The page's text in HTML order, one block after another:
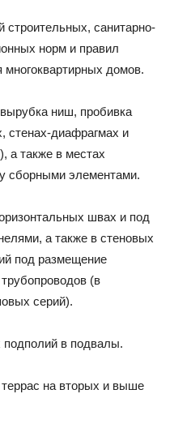
строительных, санитарно-
норм и правил
многоквартирных домов.
ниш, пробивка
стенах-диафрагмах и
а также в местах
сборными элементами.
швах и под
а также в стеновых
под размещение
(в
серий).
подполий в подвалы.
на вторых и выше